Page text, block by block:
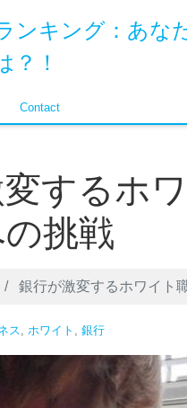
ンキング：あな
？！
Contact
するホ
挑戦
銀行が激変するホワイト
ス ホワイト 銀行